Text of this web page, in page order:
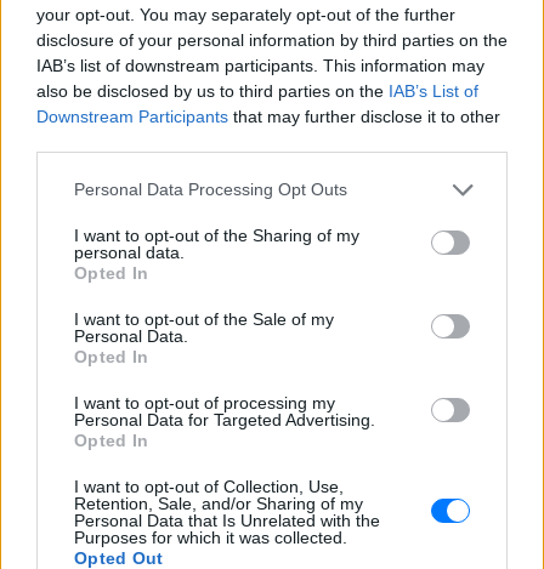
your opt-out. You may separately opt-out of the further
disclosure of your personal information by third parties on the
IAB’s list of downstream participants. This information may
also be disclosed by us to third parties on the IAB’s List of
Downstream Participants that may further disclose it to other
Personal Data Processing Opt Outs
I want to opt-out of the Sharing of my
personal data.
Opted In
I want to opt-out of the Sale of my
Personal Data.
Opted In
I want to opt-out of processing my
Personal Data for Targeted Advertising.
Opted In
I want to opt-out of Collection, Use,
Retention, Sale, and/or Sharing of my
Personal Data that Is Unrelated with the
Purposes for which it was collected.
Opted Out
Ακολουθήστε το E-Radio.gr στο Google News
και μάθετε πρώτοιτα πιο hot νέα.
Διαβάστε περισσότερα θέματα γιαΜόδα ,
Ομορφιά,Σχέσειςκαι φυσικάCelebrities στο νέο
Pink.gr!